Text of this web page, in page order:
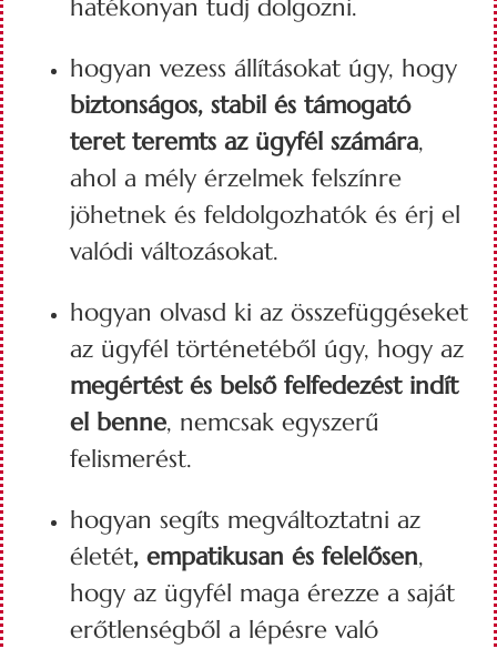
hatékonyan tudj dolgozni.
hogyan vezess állításokat úgy, hogy
biztonságos, stabil és támogató
teret teremts az ügyfél számára,
ahol a mély érzelmek felszínre
jöhetnek és feldolgozhatók és érj el
valódi változásokat.
hogyan olvasd ki az összefüggéseket
az ügyfél történetéből úgy, hogy az
megértést és belső felfedezést indít
el benne, nemcsak egyszerű
felismerést.
hogyan segíts megváltoztatni az
életét, empatikusan és felelősen,
hogy az ügyfél maga érezze a saját
erőtlenségből a lépésre való